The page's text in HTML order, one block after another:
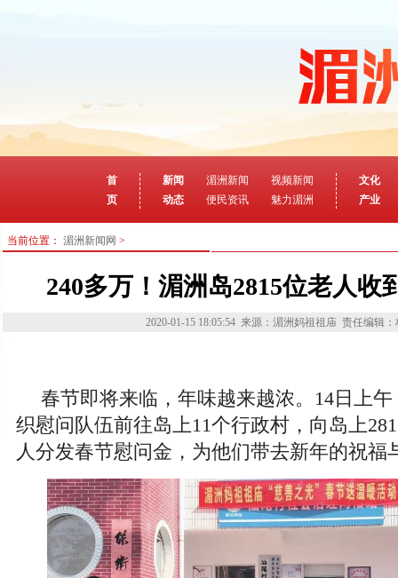
首
页
新闻
动态
湄洲新闻
便民资讯
视频新闻
魅力湄洲
文化
产业
当前位置： 湄洲新闻网 >
240多万！湄洲岛2815位老人收
2020-01-15 18:05:54 来源：湄洲妈祖祖庙 责任编辑：
春节即将来临，年味越来越浓。14日上
织慰问队伍前往岛上11个行政村，向岛上
人分发春节慰问金，为他们带去新年的祝福